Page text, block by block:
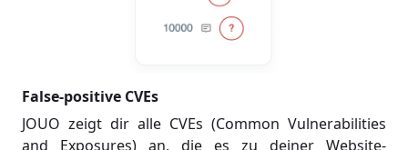
False-positive CVEs
JOUO zeigt dir alle CVEs (Common Vulnerabilities
and Exposures) an, die es zu deiner Website-